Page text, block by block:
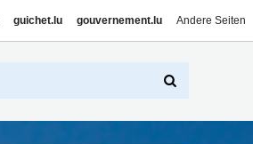
guichet.lu gouvernement.lu Andere Seiten